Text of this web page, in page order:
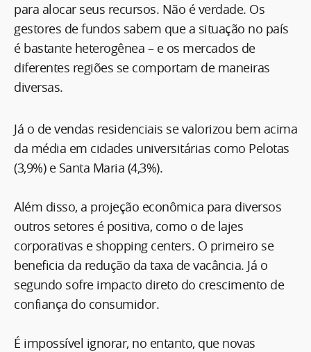
para alocar seus recursos. Não é verdade. Os
gestores de fundos sabem que a situação no país
é bastante heterogênea – e os mercados de
diferentes regiões se comportam de maneiras
diversas.
Já o de vendas residenciais se valorizou bem acima
da média em cidades universitárias como Pelotas
(3,9%) e Santa Maria (4,3%).
Além disso, a projeção econômica para diversos
outros setores é positiva, como o de lajes
corporativas e shopping centers. O primeiro se
beneficia da redução da taxa de vacância. Já o
segundo sofre impacto direto do crescimento de
confiança do consumidor.
É impossível ignorar, no entanto, que novas